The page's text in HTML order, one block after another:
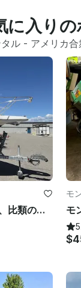
に入り
ル - アメリカ合
この最大25フィートのヨットで、比類のない快適さでクルーズや釣りをしましょう
モ